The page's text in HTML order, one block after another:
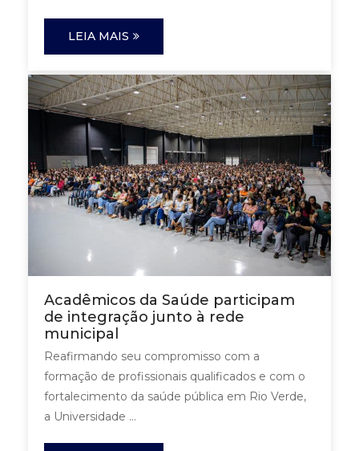
LEIA MAIS
Acadêmicos da Saúde participam
de integração junto à rede
municipal
Reafirmando seu compromisso com a
formação de profissionais qualificados e com o
fortalecimento da saúde pública em Rio Verde,
a Universidade ...